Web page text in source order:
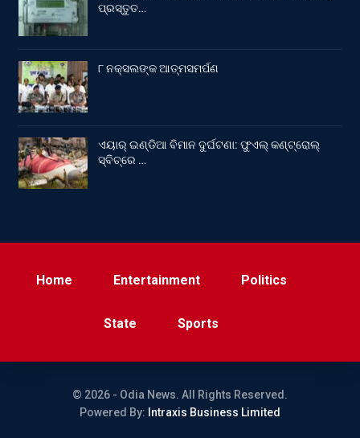
ପ୍ରସ୍ତୁତ…
୮ ନକ୍ସଲଙ୍କ ଆତ୍ମସମର୍ପଣ
ଏୟାର୍ ଇଣ୍ଡିଆ ବିମାନ ଦୁର୍ଘଟଣା: ଫୁଏଲ୍‌ କଣ୍ଟ୍ରୋଲ୍‌
ସ୍ବିଚ୍‌ରେ …
Home Entertainment Politics
State Sports
© 2026 - Odia News. All Rights Reserved.
Powered By: Intraxis Business Limited